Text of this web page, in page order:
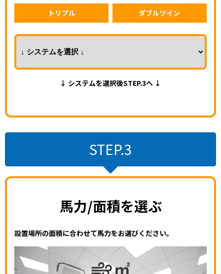
トリプル ダブルツイン
↓ システムを選択後STEP.3へ ↓
STEP.3
馬力/面積を選ぶ
設置場所の面積に合わせて馬力をお選びください。